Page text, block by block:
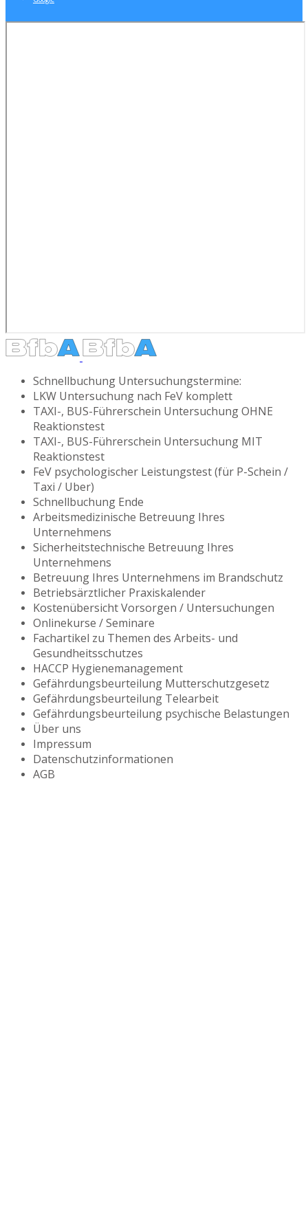
Schnellbuchung Untersuchungstermine:
LKW Untersuchung nach FeV komplett
TAXI-, BUS-Führerschein Untersuchung OHNE
Reaktionstest
TAXI-, BUS-Führerschein Untersuchung MIT
Reaktionstest
FeV psychologischer Leistungstest (für P-Schein /
Taxi / Uber)
Schnellbuchung Ende
Arbeitsmedizinische Betreuung Ihres
Unternehmens
Sicherheitstechnische Betreuung Ihres
Unternehmens
Betreuung Ihres Unternehmens im Brandschutz
Betriebsärztlicher Praxiskalender
Kostenübersicht Vorsorgen / Untersuchungen
Onlinekurse / Seminare
Fachartikel zu Themen des Arbeits- und
Gesundheitsschutzes
HACCP Hygienemanagement
Gefährdungsbeurteilung Mutterschutzgesetz
Gefährdungsbeurteilung Telearbeit
Gefährdungsbeurteilung psychische Belastungen
Über uns
Impressum
Datenschutzinformationen
AGB